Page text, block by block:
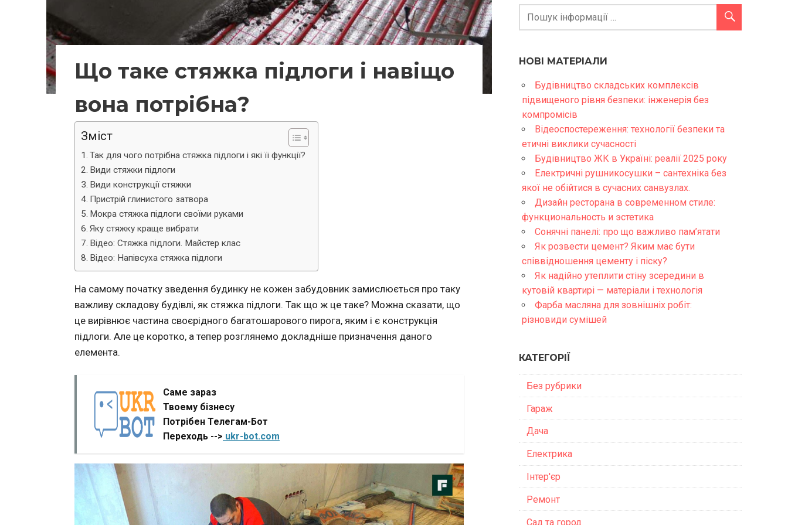
Що таке стяжка підлоги і навіщо
вона потрібна?
Зміст
Так для чого потрібна стяжка підлоги і які її функції?
Види стяжки підлоги
Види конструкції стяжки
Пристрій глинистого затвора
Мокра стяжка підлоги своїми руками
Яку стяжку краще вибрати
Відео: Стяжка підлоги. Майстер клас
Відео: Напівсуха стяжка підлоги
На самому початку зведення будинку не кожен забудовник замислюється про таку
важливу складову будівлі, як стяжка підлоги. Так що ж це таке? Можна сказати, що
це вирівнює частина своєрідного багатошарового пирога, яким і є конструкція
підлоги. Але це коротко, а тепер розглянемо докладніше призначення даного
елемента.
Саме зараз
Твоему бізнесу
Потрібен Телегам-Бот
Переходь --> ukr-bot.com
НОВІ МАТЕРІАЛИ
Будівництво складських комплексів
підвищеного рівня безпеки: інженерія без
компромісів
Відеоспостереження: технології безпеки та
етичні виклики сучасності
Будівництво ЖК в Україні: реалії 2025 року
Електричні рушникосушки – сантехніка без
якої не обійтися в сучасних санвузлах.
Дизайн ресторана в современном стиле:
функциональность и эстетика
Сонячні панелі: про що важливо пам’ятати
Як розвести цемент? Яким має бути
співвідношення цементу і піску?
Як надійно утеплити стіну зсередини в
кутовій квартирі — матеріали і технологія
Фарба масляна для зовнішніх робіт:
різновиди сумішей
КАТЕГОРІЇ
Без рубрики
Гараж
Дача
Електрика
Інтер'єр
Ремонт
Сад та город